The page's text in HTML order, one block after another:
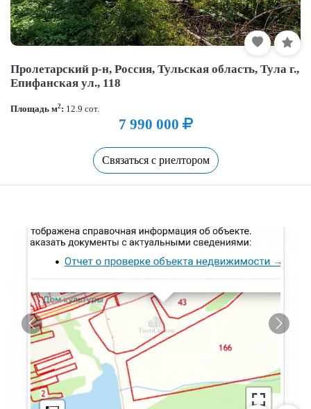
Пролетарский р-н, Россия, Тульская область, Тула г.,
Епифанская ул., 118
Площадь м2: 12.9 сот.
7 990 000
Связаться с риелтором